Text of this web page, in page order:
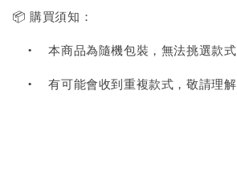
📦 購買須知：
•
本商品為隨機包裝，無法挑選款式
•
有可能會收到重複款式，敬請理解